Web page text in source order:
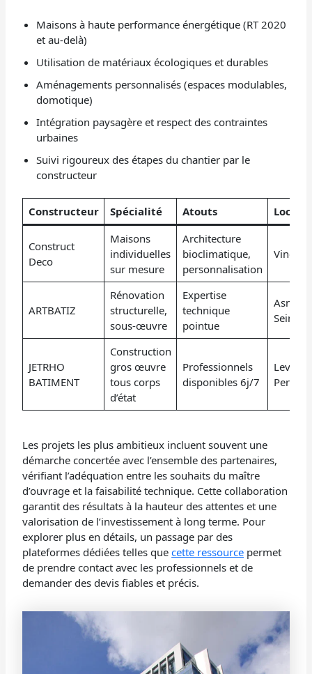
Maisons à haute performance énergétique (RT 2020
et au-delà)
Utilisation de matériaux écologiques et durables
Aménagements personnalisés (espaces modulables,
domotique)
Intégration paysagère et respect des contraintes
urbaines
Suivi rigoureux des étapes du chantier par le
constructeur
Constructeur Spécialité Atouts
Construct
Deco
Maisons
individuelles
sur mesure
Architecture
bioclimatique,
personnalisation
ARTBATIZ
Rénovation
structurelle,
sous-œuvre
Expertise
technique
pointue
Seine
JETRHO
BATIMENT
Construction
gros œuvre
tous corps
d’état
Professionnels
disponibles 6j/7
Perret
Les projets les plus ambitieux incluent souvent une
démarche concertée avec l’ensemble des partenaires,
vérifiant l’adéquation entre les souhaits du maître
d’ouvrage et la faisabilité technique. Cette collaboration
garantit des résultats à la hauteur des attentes et une
valorisation de l’investissement à long terme. Pour
explorer plus en détails, un passage par des
plateformes dédiées telles quecette ressource permet
de prendre contact avec les professionnels et de
demander des devis fiables et précis.